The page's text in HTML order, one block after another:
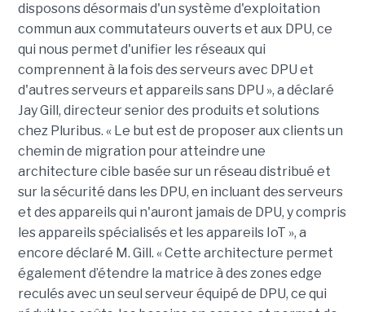
disposons désormais d'un système d'exploitation
commun aux commutateurs ouverts et aux DPU, ce
qui nous permet d'unifier les réseaux qui
comprennent à la fois des serveurs avec DPU et
d'autres serveurs et appareils sans DPU », a déclaré
Jay Gill, directeur senior des produits et solutions
chez Pluribus. « Le but est de proposer aux clients un
chemin de migration pour atteindre une
architecture cible basée sur un réseau distribué et
sur la sécurité dans les DPU, en incluant des serveurs
et des appareils qui n'auront jamais de DPU, y compris
les appareils spécialisés et les appareils IoT », a
encore déclaré M. Gill. « Cette architecture permet
également d’étendre la matrice à des zones edge
reculés avec un seul serveur équipé de DPU, ce qui